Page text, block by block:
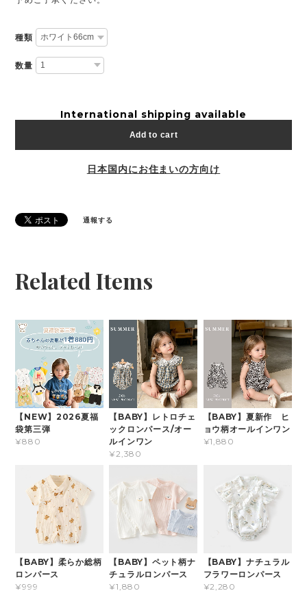
種類
数量
International shipping available
Add to cart
日本国内にお住まいの方向け
通報する
Related Items
【NEW】2026夏福
袋第三弾
¥880
【BABY】レトロチェ
ックロンパース/オー
ルインワン
¥2,380
【BABY】夏新作 ヒ
ョウ柄オールインワン
¥1,880
【BABY】柔らか総柄
ロンパース
¥999
【BABY】ペット柄ナ
チュラルロンパース
¥1,880
【BABY】ナチュラル
フラワーロンパース
¥2,280